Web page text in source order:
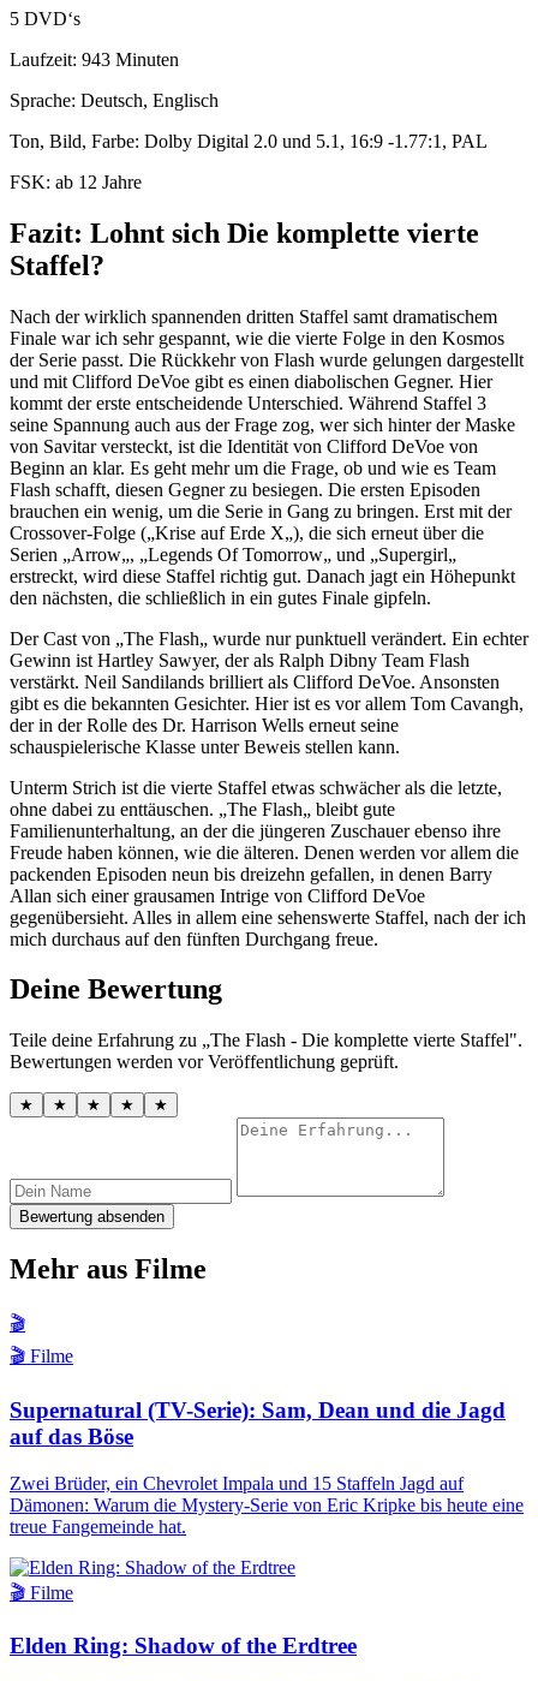
5 DVD‘s
Laufzeit: 943 Minuten
Sprache: Deutsch, Englisch
Ton, Bild, Farbe: Dolby Digital 2.0 und 5.1, 16:9 -1.77:1, PAL
FSK: ab 12 Jahre
Fazit: Lohnt sich Die komplette vierte
Staffel?
Nach der wirklich spannenden dritten Staffel samt dramatischem
Finale war ich sehr gespannt, wie die vierte Folge in den Kosmos
der Serie passt. Die Rückkehr von Flash wurde gelungen dargestellt
und mit Clifford DeVoe gibt es einen diabolischen Gegner. Hier
kommt der erste entscheidende Unterschied. Während Staffel 3
seine Spannung auch aus der Frage zog, wer sich hinter der Maske
von Savitar versteckt, ist die Identität von Clifford DeVoe von
Beginn an klar. Es geht mehr um die Frage, ob und wie es Team
Flash schafft, diesen Gegner zu besiegen. Die ersten Episoden
brauchen ein wenig, um die Serie in Gang zu bringen. Erst mit der
Crossover-Folge („Krise auf Erde X„), die sich erneut über die
Serien „Arrow„, „Legends Of Tomorrow„ und „Supergirl„
erstreckt, wird diese Staffel richtig gut. Danach jagt ein Höhepunkt
den nächsten, die schließlich in ein gutes Finale gipfeln.
Der Cast von „The Flash„ wurde nur punktuell verändert. Ein echter
Gewinn ist Hartley Sawyer, der als Ralph Dibny Team Flash
verstärkt. Neil Sandilands brilliert als Clifford DeVoe. Ansonsten
gibt es die bekannten Gesichter. Hier ist es vor allem Tom Cavangh,
der in der Rolle des Dr. Harrison Wells erneut seine
schauspielerische Klasse unter Beweis stellen kann.
Unterm Strich ist die vierte Staffel etwas schwächer als die letzte,
ohne dabei zu enttäuschen. „The Flash„ bleibt gute
Familienunterhaltung, an der die jüngeren Zuschauer ebenso ihre
Freude haben können, wie die älteren. Denen werden vor allem die
packenden Episoden neun bis dreizehn gefallen, in denen Barry
Allan sich einer grausamen Intrige von Clifford DeVoe
gegenübersieht. Alles in allem eine sehenswerte Staffel, nach der ich
mich durchaus auf den fünften Durchgang freue.
Deine Bewertung
Teile deine Erfahrung zu „The Flash - Die komplette vierte Staffel".
Bewertungen werden vor Veröffentlichung geprüft.
★ ★ ★ ★ ★
Bewertung absenden
Mehr aus Filme
🎬
🎬 Filme
Supernatural (TV-Serie): Sam, Dean und die Jagd
auf das Böse
Zwei Brüder, ein Chevrolet Impala und 15 Staffeln Jagd auf
Dämonen: Warum die Mystery-Serie von Eric Kripke bis heute eine
treue Fangemeinde hat.
🎬 Filme
Elden Ring: Shadow of the Erdtree